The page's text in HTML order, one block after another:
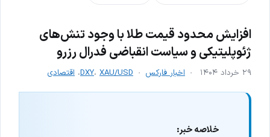
افزایش محدود قیمت طلا با وجود تنش‌های
ژئوپلیتیکی و سیاست انقباضی فدرال رزرو
۲۹ خرداد ۱۴۰۴ اخبار فارکس DXY، XAU/USD ، اقتصادی
خلاصه خبر: